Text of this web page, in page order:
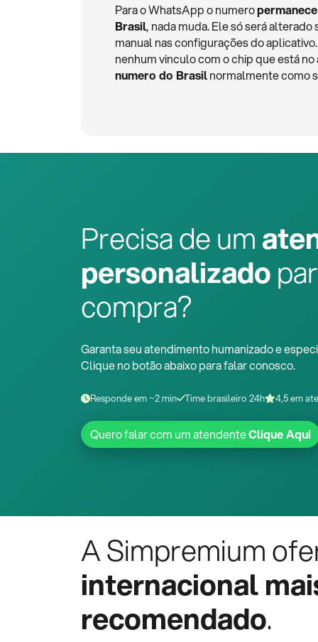
Para o WhatsApp o numero
Brasil, nada muda. Ele só será
manual nas configurações do
nenhum vinculo com o chip que está
numero do Brasilnormalmente como
Precisa de um
personalizado
compra?
Garanta seu atendimento humanizado e
Clique no botão abaixo para falar conosco.
Responde em ~2 min Time brasileiro 24h 4,5 em
Quero falar com um atendenteClique Aqui
A Simpremium
internacional
recomendado.